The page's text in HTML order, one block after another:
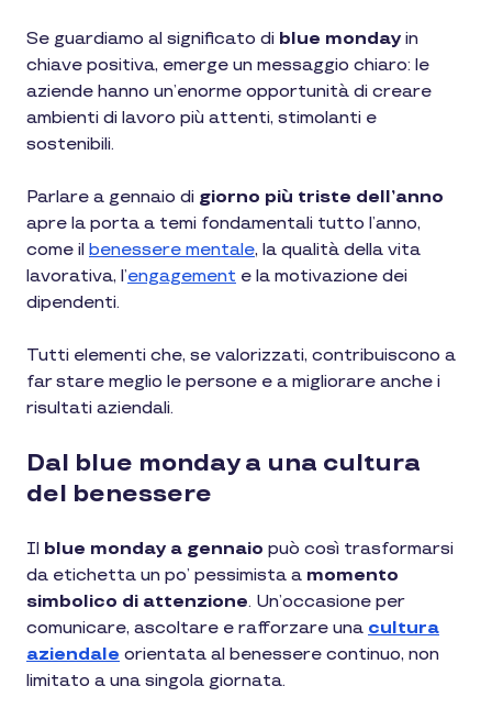
Se guardiamo al significato di blue monday in
chiave positiva, emerge un messaggio chiaro: le
aziende hanno un’enorme opportunità di creare
ambienti di lavoro più attenti, stimolanti e
sostenibili.
Parlare a gennaio di giorno più triste dell’anno
apre la porta a temi fondamentali tutto l’anno,
come il benessere mentale, la qualità della vita
lavorativa, l’engagement e la motivazione dei
dipendenti.
Tutti elementi che, se valorizzati, contribuiscono a
far stare meglio le persone e a migliorare anche i
risultati aziendali.
Dal blue monday a una cultura
del benessere
Il blue monday a gennaio può così trasformarsi
da etichetta un po’ pessimista a momento
simbolico di attenzione. Un’occasione per
comunicare, ascoltare e rafforzare una cultura
aziendale orientata al benessere continuo, non
limitato a una singola giornata.